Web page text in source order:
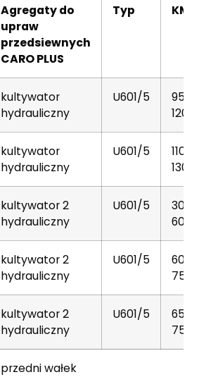
Agregaty do
upraw
przedsiewnych
CARO PLUS
Typ KM
kultywator
hydrauliczny
U601/5
95-
120
kultywator
hydrauliczny
U601/5
110-
130
kultywator 2
hydrauliczny
U601/5
30-
60
kultywator 2
hydrauliczny
U601/5
60-
75
kultywator 2
hydrauliczny
U601/5
65-
75
przedni wałek